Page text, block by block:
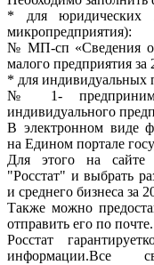
* для юридических
микропредприятия):
№ МП-сп «Сведения об
малого предприятия за
* для индивидуальных
№ 1-
индивидуального
В электронном виде
на Едином портале
Для этого на сайте
"Росстат" и выбрать
и среднего бизнеса за
Также можно
отправить его по почте.
Росстат
информации.Все